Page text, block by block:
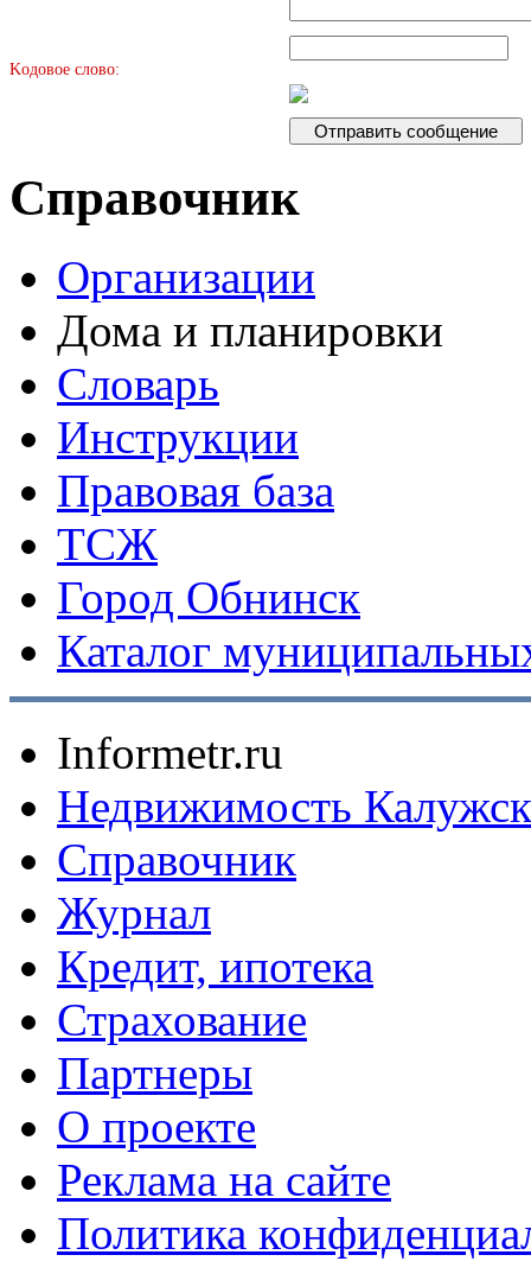
Kодовое слово:
Справочник
Организации
Дома и планировки
Словарь
Инструкции
Правовая база
ТСЖ
Город Обнинск
Каталог
Informetr.ru
Недвижимость
Справочник
Журнал
Кредит, ипотека
Страхование
Партнеры
O проекте
Реклама на сайте
Политика